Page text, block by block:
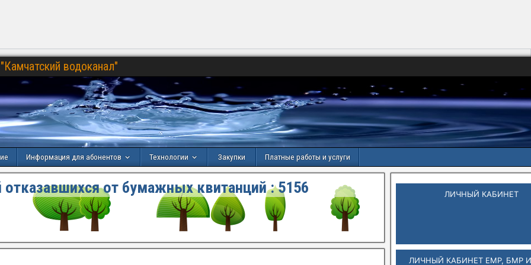
водоканал"
Информация для абонентов Технологии Закупки Платные работы и услуги
от бумажных квитанций :5156 ЛИЧНЫЙ КАБИНЕТ
ЛИЧНЫЙ КАБИНЕТ ЕМР, БМР